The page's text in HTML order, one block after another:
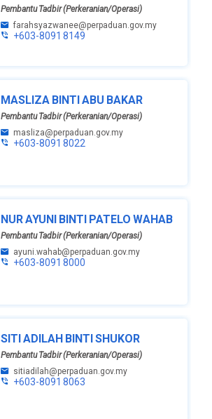
Pembantu Tadbir (Perkeranian/Operasi)
farahsyazwanee@perpaduan.gov.my
+603-8091 8149
MASLIZA BINTI ABU BAKAR
Pembantu Tadbir (Perkeranian/Operasi)
masliza@perpaduan.gov.my
+603-8091 8022
NUR AYUNI BINTI PATELO WAHAB
Pembantu Tadbir (Perkeranian/Operasi)
ayuni.wahab@perpaduan.gov.my
+603-8091 8000
SITI ADILAH BINTI SHUKOR
Pembantu Tadbir (Perkeranian/Operasi)
sitiadilah@perpaduan.gov.my
+603-8091 8063